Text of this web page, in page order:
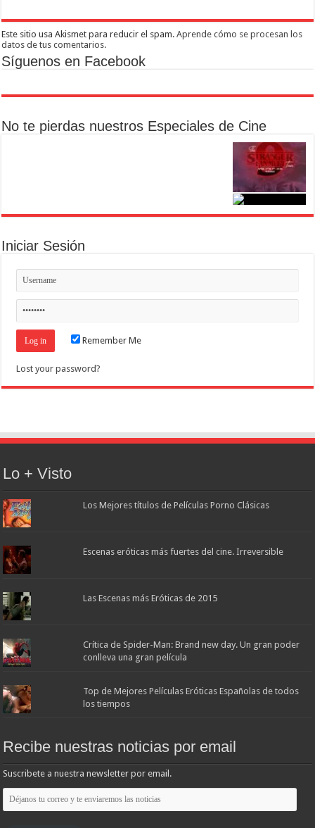
Este sitio usa Akismet para reducir el spam.Aprende cómo se procesan los
datos de tus comentarios.
Síguenos en Facebook
No te pierdas nuestros Especiales de Cine
Iniciar Sesión
Remember Me
Lost your password?
Lo + Visto
Los Mejores títulos de Películas Porno Clásicas
Escenas eróticas más fuertes del cine. Irreversible
Las Escenas más Eróticas de 2015
Crítica de Spider-Man: Brand new day. Un gran poder
conlleva una gran película
Top de Mejores Películas Eróticas Españolas de todos
los tiempos
Recibe nuestras noticias por email
Suscribete a nuestra newsletter por email.
Déjanos
tu
correo